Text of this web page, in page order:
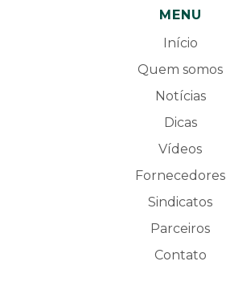
MENU
Início
Quem somos
Notícias
Dicas
Vídeos
Fornecedores
Sindicatos
Parceiros
Contato